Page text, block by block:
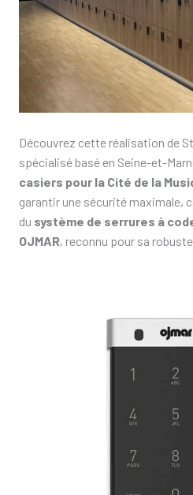
Découvrez cette réalisation de
spécialisé basé en Seine-et-
casiers pour la Cité de la
garantir une sécurité maximale,
du système de serrures à
OJMAR, reconnu pour sa